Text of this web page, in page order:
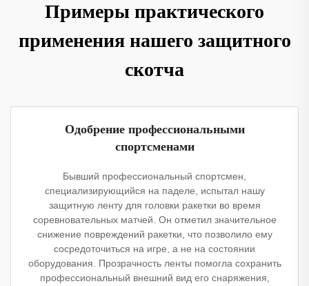
Примеры практического
применения нашего защитного
скотча
Одобрение профессиональными
спортсменами
Бывший профессиональный спортсмен,
специализирующийся на паделе, испытал нашу
защитную ленту для головки ракетки во время
соревновательных матчей. Он отметил значительное
снижение повреждений ракетки, что позволило ему
сосредоточиться на игре, а не на состоянии
оборудования. Прозрачность ленты помогла сохранить
профессиональный внешний вид его снаряжения,